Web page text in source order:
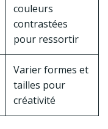
couleurs
contrastées
pour ressortir
Varier formes et
tailles pour
créativité